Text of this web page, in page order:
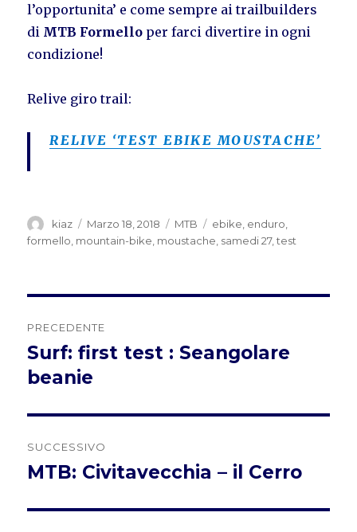
l’opportunita’ e come sempre ai trailbuilders
di MTB Formello per farci divertire in ogni
condizione!
Relive giro trail:
RELIVE ‘TEST EBIKE MOUSTACHE’
Autore
kiaz
Pubblicato
il
Marzo 18, 2018 Categorie
MTB Tag
ebike enduro
formello mountain-bike moustache samedi 27,test
articoli
PRECEDENTE
Articolo
precedente:
Surf: first test : Seangolare
beanie
SUCCESSIVO
Articolo
MTB: Civitavecchia – il Cerro